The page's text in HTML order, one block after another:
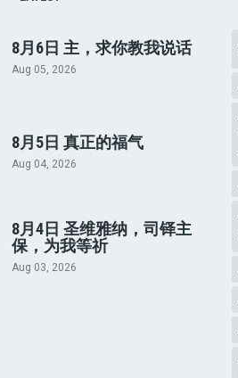
8月6日 主，求你教我说话
Aug 05, 2026
8月5日 真正的福气
Aug 04, 2026
8月4日 圣维雅纳，司铎主
保，为我等祈
Aug 03, 2026